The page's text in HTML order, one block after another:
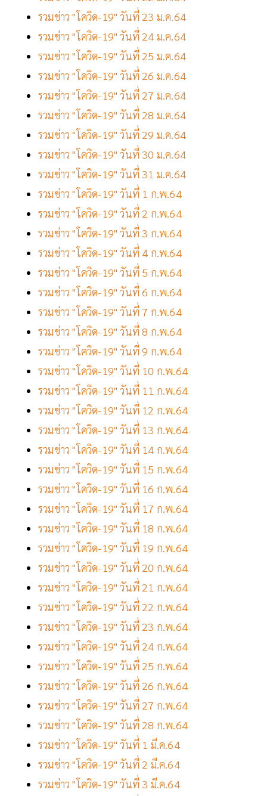
รวมข่าว "โควิด-19" วันที่ 23 ม.ค.64
รวมข่าว "โควิด-19" วันที่ 24 ม.ค.64
รวมข่าว "โควิด-19" วันที่ 25 ม.ค.64
รวมข่าว "โควิด-19" วันที่ 26 ม.ค.64
รวมข่าว "โควิด-19" วันที่ 27 ม.ค.64
รวมข่าว "โควิด-19" วันที่ 28 ม.ค.64
รวมข่าว "โควิด-19" วันที่ 29 ม.ค.64
รวมข่าว "โควิด-19" วันที่ 30 ม.ค.64
รวมข่าว "โควิด-19" วันที่ 31 ม.ค.64
รวมข่าว "โควิด-19" วันที่ 1 ก.พ.64
รวมข่าว "โควิด-19" วันที่ 2 ก.พ.64
รวมข่าว "โควิด-19" วันที่ 3 ก.พ.64
รวมข่าว "โควิด-19" วันที่ 4 ก.พ.64
รวมข่าว "โควิด-19" วันที่ 5 ก.พ.64
รวมข่าว "โควิด-19" วันที่ 6 ก.พ.64
รวมข่าว "โควิด-19" วันที่ 7 ก.พ.64
รวมข่าว "โควิด-19" วันที่ 8 ก.พ.64
รวมข่าว "โควิด-19" วันที่ 9 ก.พ.64
รวมข่าว "โควิด-19" วันที่ 10 ก.พ.64
รวมข่าว "โควิด-19" วันที่ 11 ก.พ.64
รวมข่าว "โควิด-19" วันที่ 12 ก.พ.64
รวมข่าว "โควิด-19" วันที่ 13 ก.พ.64
รวมข่าว "โควิด-19" วันที่ 14 ก.พ.64
รวมข่าว "โควิด-19" วันที่ 15 ก.พ.64
รวมข่าว "โควิด-19" วันที่ 16 ก.พ.64
รวมข่าว "โควิด-19" วันที่ 17 ก.พ.64
รวมข่าว "โควิด-19" วันที่ 18 ก.พ.64
รวมข่าว "โควิด-19" วันที่ 19 ก.พ.64
รวมข่าว "โควิด-19" วันที่ 20 ก.พ.64
รวมข่าว "โควิด-19" วันที่ 21 ก.พ.64
รวมข่าว "โควิด-19" วันที่ 22 ก.พ.64
รวมข่าว "โควิด-19" วันที่ 23 ก.พ.64
รวมข่าว "โควิด-19" วันที่ 24 ก.พ.64
รวมข่าว "โควิด-19" วันที่ 25 ก.พ.64
รวมข่าว "โควิด-19" วันที่ 26 ก.พ.64
รวมข่าว "โควิด-19" วันที่ 27 ก.พ.64
รวมข่าว "โควิด-19" วันที่ 28 ก.พ.64
รวมข่าว "โควิด-19" วันที่ 1 มี.ค.64
รวมข่าว "โควิด-19" วันที่ 2 มี.ค.64
รวมข่าว "โควิด-19" วันที่ 3 มี.ค.64